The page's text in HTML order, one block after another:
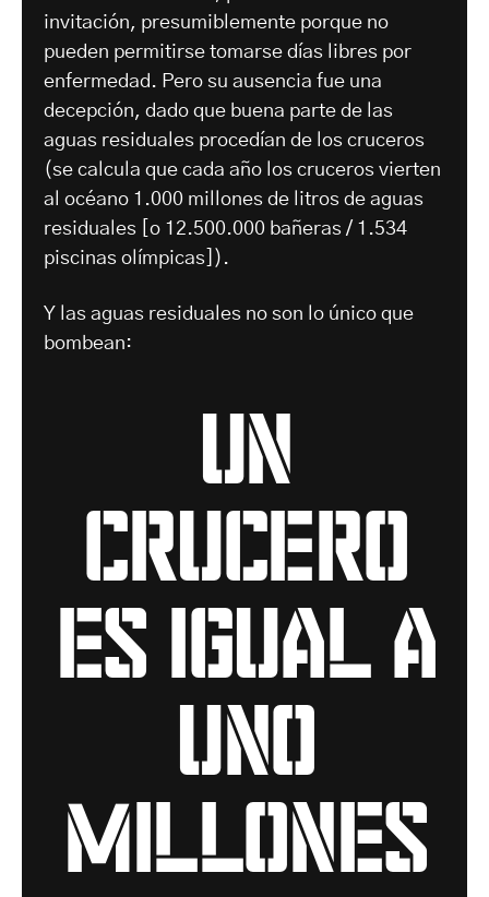
invitación, presumiblemente porque no
pueden permitirse tomarse días libres por
enfermedad. Pero su ausencia fue una
decepción, dado que buena parte de las
aguas residuales procedían de los cruceros
(se calcula que cada año los cruceros vierten
al océano 1.000 millones de litros de aguas
residuales [o 12.500.000 bañeras / 1.534
piscinas olímpicas]).
Y las aguas residuales no son lo único que
bombean:
un
crucero
es igual a
uno
millones